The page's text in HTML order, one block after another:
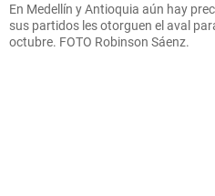
En Medellín y Antioquia aún hay
sus partidos les otorguen el aval
octubre. FOTO Robinson Sáenz.